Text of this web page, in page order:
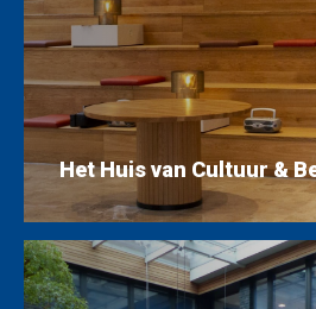
Het Huis van Cultuur &